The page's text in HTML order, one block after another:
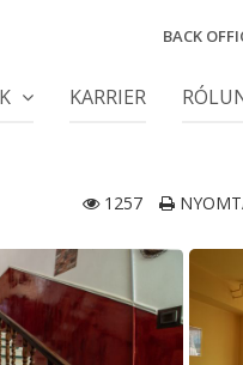
BACK
KARRIER
1257